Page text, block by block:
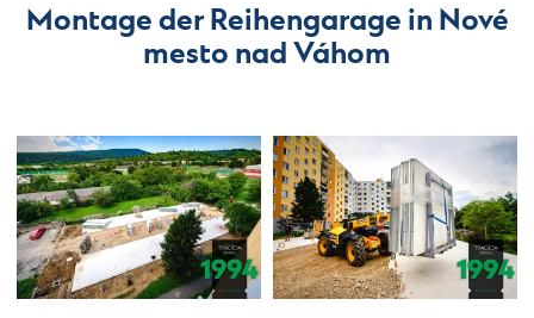
Montage der Reihengarage in Nové
mesto nad Váhom